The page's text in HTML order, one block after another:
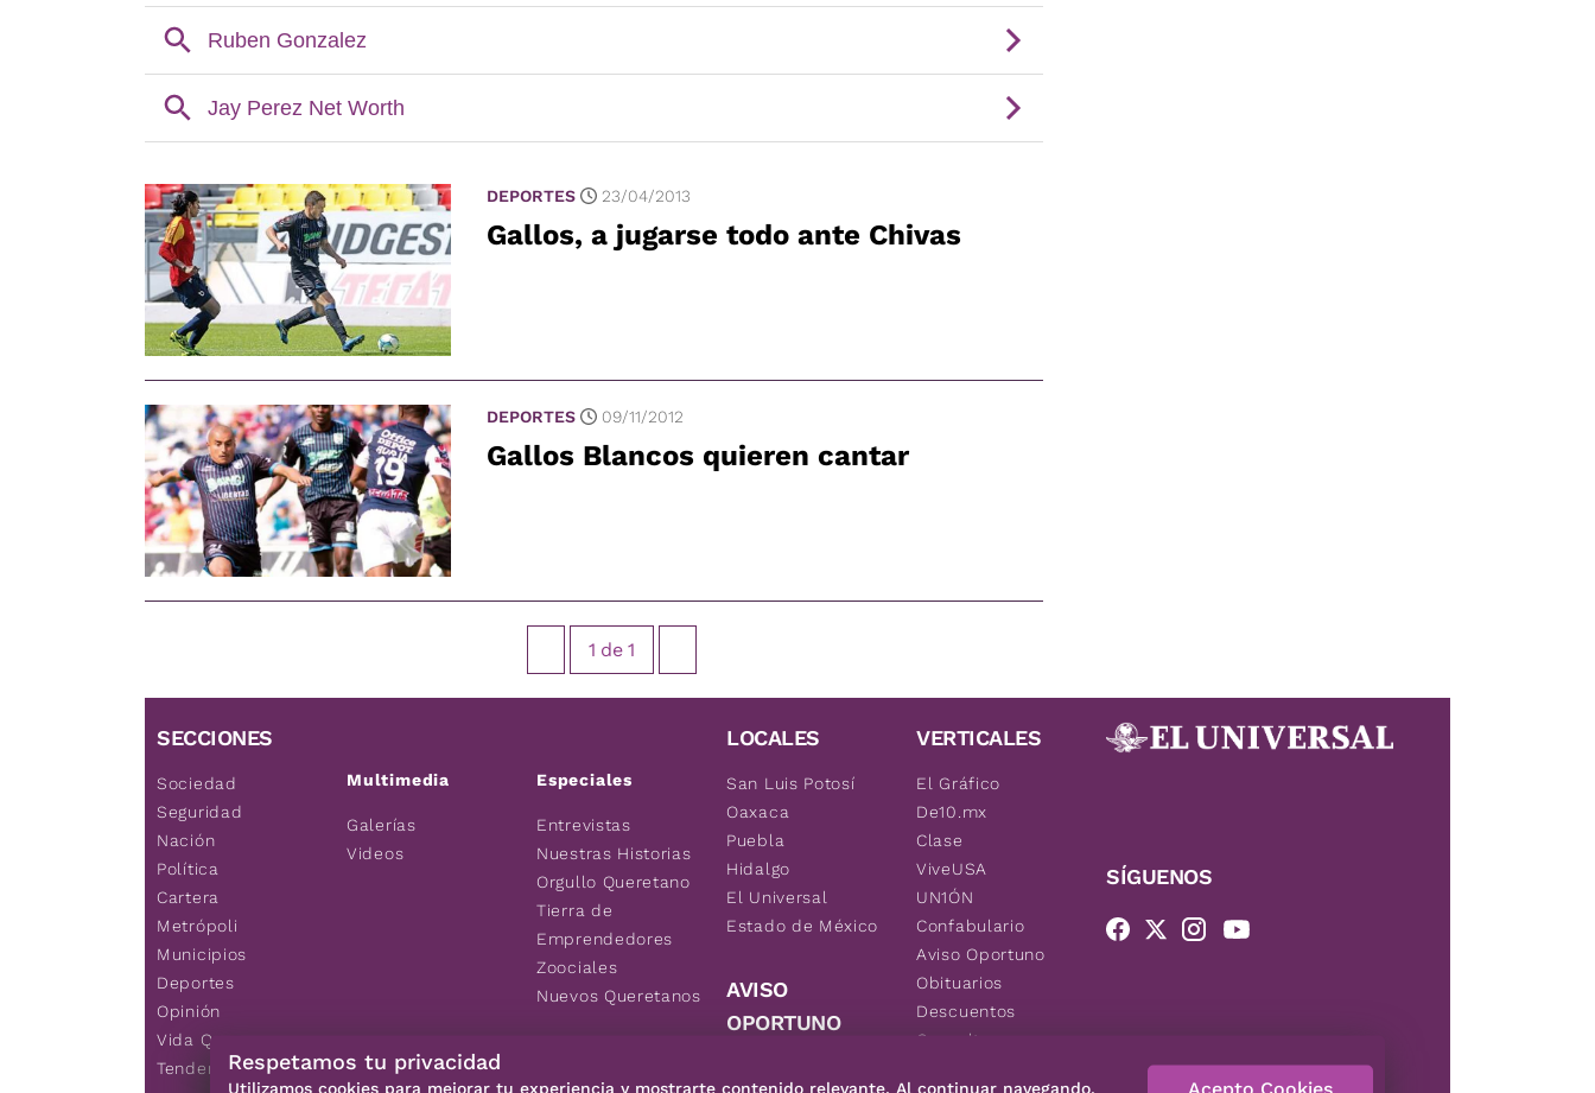
DEPORTES 23/04/2013
Gallos, a jugarse todo ante Chivas
DEPORTES 09/11/2012
Gallos Blancos quieren cantar
1 de1
SECCIONES
Sociedad
Seguridad
Nación
Política
Cartera
Metrópoli
Municipios
Deportes
Opinión
Vida Q
Tendencias
Multimedia
Galerías
Videos
Especiales
Entrevistas
Nuestras Historias
Orgullo Queretano
Tierra de
Emprendedores
Zoociales
Nuevos Queretanos
LOCALES
San Luis Potosí
Oaxaca
Puebla
Hidalgo
El Universal
Estado de México
AVISO
OPORTUNO
VERTICALES
El Gráfico
De10.mx
Clase
ViveUSA
UN1ÓN
Confabulario
Aviso Oportuno
Obituarios
Descuentos
Consultas
SÍGUENOS
Respetamos tu privacidad
Utilizamos cookies para mejorar tu experiencia y mostrarte contenido relevante. Al continuar navegando, Acepto Cookies